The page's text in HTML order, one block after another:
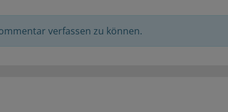
verfassen zu können.